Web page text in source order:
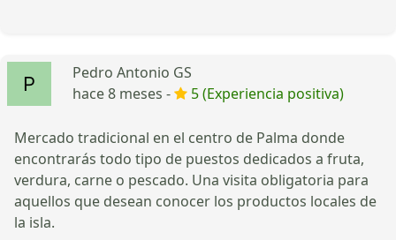
Pedro Antonio GS
hace 8 meses -
5 (Experiencia positiva)
Mercado tradicional en el centro de Palma donde
encontrarás todo tipo de puestos dedicados a fruta,
verdura, carne o pescado. Una visita obligatoria para
aquellos que desean conocer los productos locales de
la isla.